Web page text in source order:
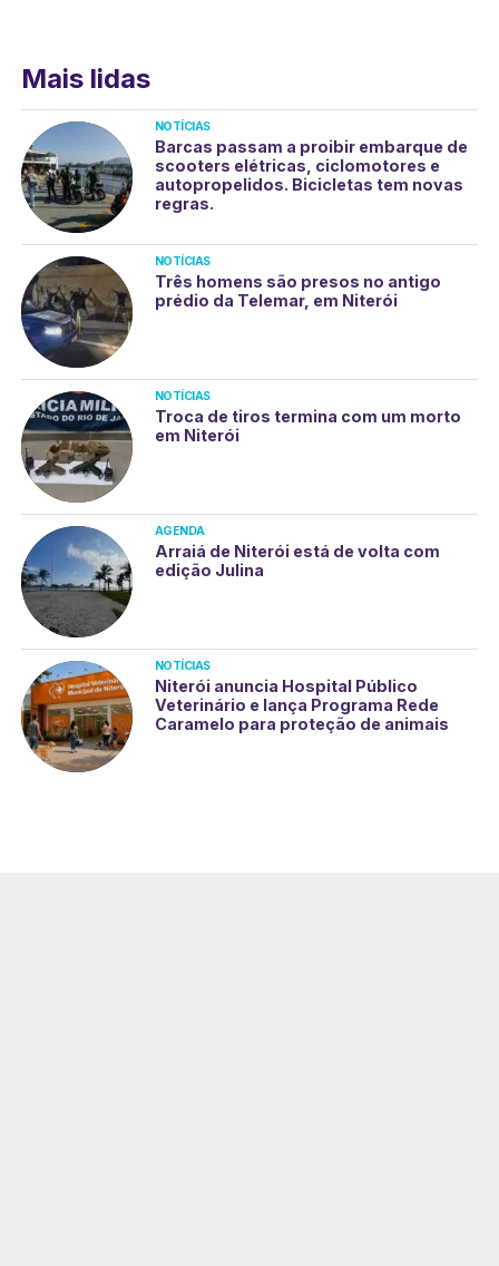
Mais lidas
NOTÍCIAS
Barcas passam a proibir embarque de
scooters elétricas, ciclomotores e
autopropelidos. Bicicletas tem novas
regras.
NOTÍCIAS
Três homens são presos no antigo
prédio da Telemar, em Niterói
NOTÍCIAS
Troca de tiros termina com um morto
em Niterói
AGENDA
Arraiá de Niterói está de volta com
edição Julina
NOTÍCIAS
Niterói anuncia Hospital Público
Veterinário e lança Programa Rede
Caramelo para proteção de animais